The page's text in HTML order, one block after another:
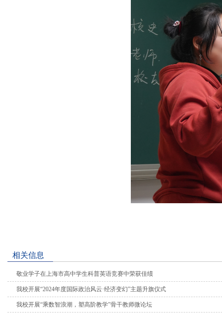
相关信息
敬业学子在上海市高中学生科普英语竞赛中荣获佳绩
我校开展“2024年度国际政治风云·经济变幻”主题升旗仪式
我校开展“乘数智浪潮，塑高阶教学”骨干教师微论坛